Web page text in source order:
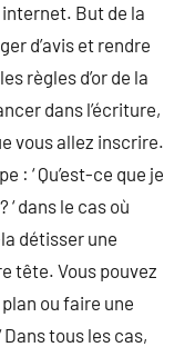
But de la
d’avis et rendre
règles d’or de la
dans l’écriture,
vous allez inscrire.
: ‘ Qu’est-ce que je
dans le cas où
détisser une
tête. Vous pouvez
ou faire une
tous les cas,